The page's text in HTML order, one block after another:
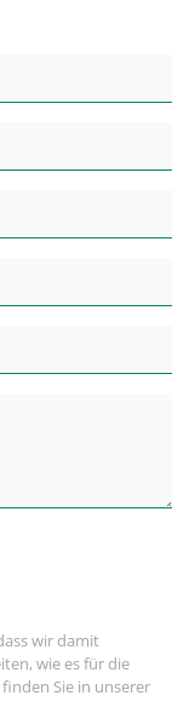
wir damit
wie es für die
Sie in unserer